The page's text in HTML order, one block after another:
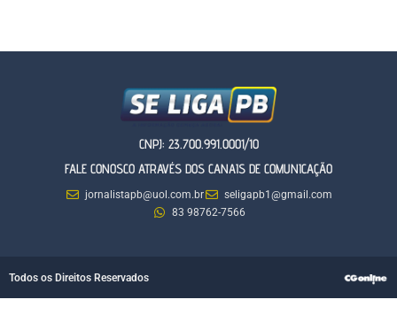
CNPJ: 23.700.991.0001/10
FALE CONOSCO ATRAVÉS DOS CANAIS DE COMUNICAÇÃO
jornalistapb@uol.com.br
seligapb1@gmail.com
83 98762-7566
Todos os Direitos Reservados